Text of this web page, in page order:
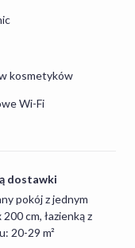
kosmetyków
Wi-Fi
dostawki
pokój z jednym
cm, łazienką z
20-29 m²